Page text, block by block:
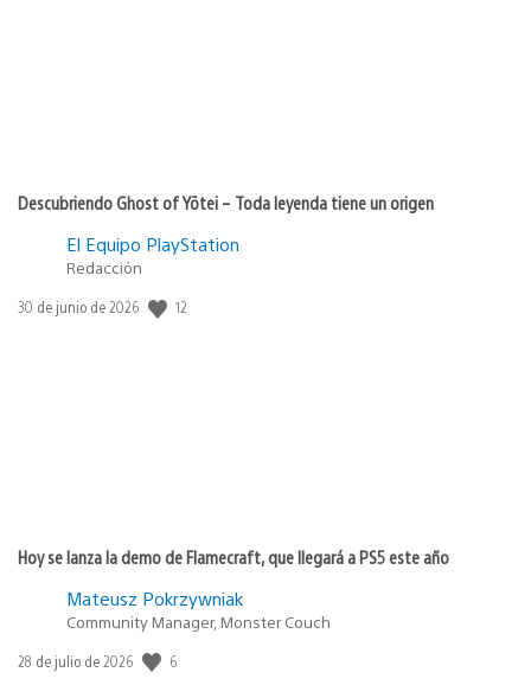
Descubriendo Ghost of Yōtei – Toda leyenda tiene un origen
El Equipo PlayStation
Redacción
Fecha
30 de junio de 2026 12
Hoy se lanza la demo de Flamecraft, que llegará a PS5 este año
Mateusz Pokrzywniak
Community Manager, Monster Couch
Fecha
28 de julio de 2026 6